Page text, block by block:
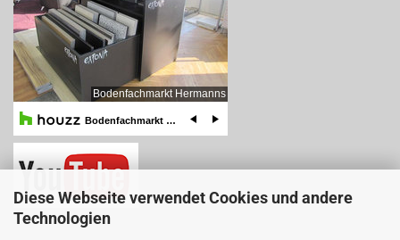
Diese Webseite verwendet Cookies und andere
Technologien